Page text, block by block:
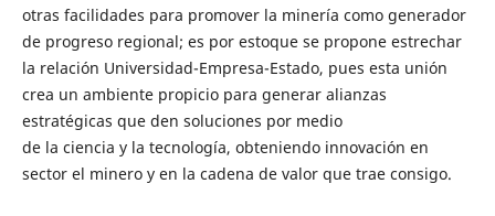
otras facilidades para promover la minería como generador
de progreso regional; es por estoque se propone estrechar
la relación Universidad-Empresa-Estado, pues esta unión
crea un ambiente propicio para generar alianzas
estratégicas que den soluciones por medio
de la ciencia y la tecnología, obteniendo innovación en
sector el minero y en la cadena de valor que trae consigo.